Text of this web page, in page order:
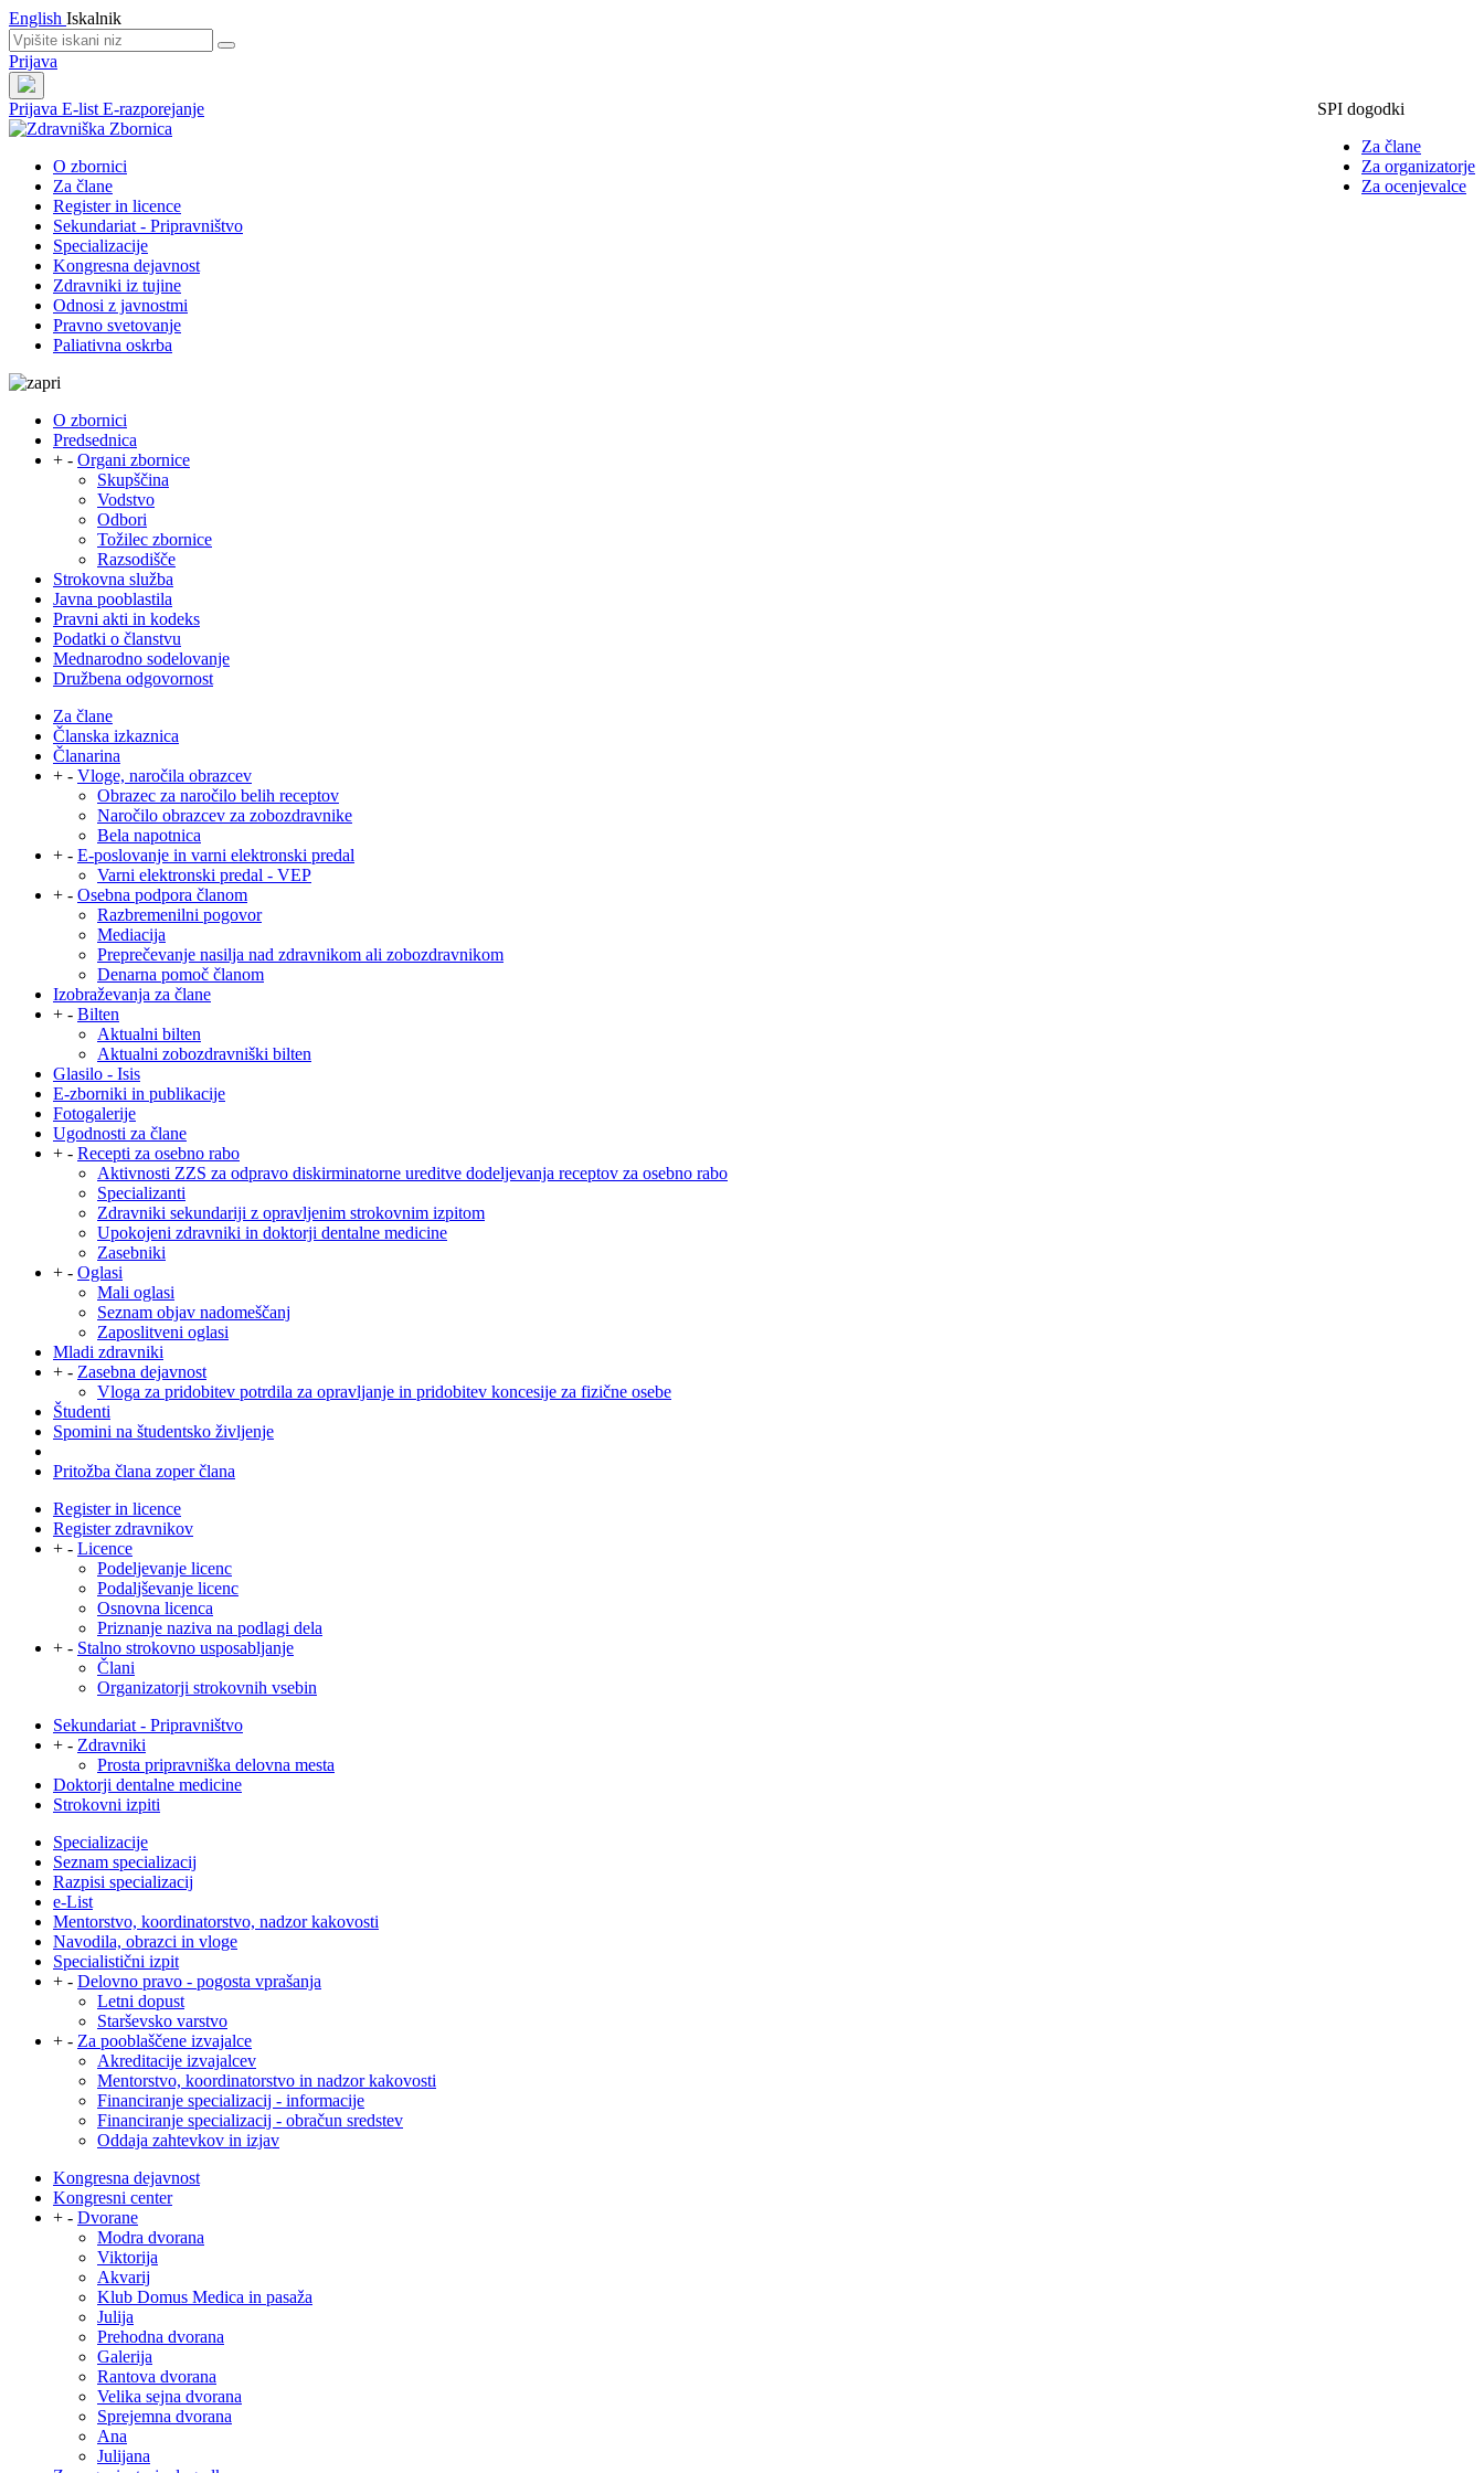
English Iskalnik
Prijava
Prijava
SPI dogodki
Za člane
Za organizatorje
Za ocenjevalce
E-list E-razporejanje
O zbornici
Za člane
Register in licence
Sekundariat - Pripravništvo
Specializacije
Kongresna dejavnost
Zdravniki iz tujine
Odnosi z javnostmi
Pravno svetovanje
Paliativna oskrba
O zbornici
Predsednica
+ - Organi zbornice
Skupščina
Vodstvo
Odbori
Tožilec zbornice
Razsodišče
Strokovna služba
Javna pooblastila
Pravni akti in kodeks
Podatki o članstvu
Mednarodno sodelovanje
Družbena odgovornost
Za člane
Članska izkaznica
Članarina
+ - Vloge, naročila obrazcev
Obrazec za naročilo belih receptov
Naročilo obrazcev za zobozdravnike
Bela napotnica
+ - E-poslovanje in varni elektronski predal
Varni elektronski predal - VEP
+ - Osebna podpora članom
Razbremenilni pogovor
Mediacija
Preprečevanje nasilja nad zdravnikom ali zobozdravnikom
Denarna pomoč članom
Izobraževanja za člane
+ - Bilten
Aktualni bilten
Aktualni zobozdravniški bilten
Glasilo - Isis
E-zborniki in publikacije
Fotogalerije
Ugodnosti za člane
+ - Recepti za osebno rabo
Aktivnosti ZZS za odpravo diskirminatorne ureditve dodeljevanja receptov za osebno rabo
Specializanti
Zdravniki sekundariji z opravljenim strokovnim izpitom
Upokojeni zdravniki in doktorji dentalne medicine
Zasebniki
+ - Oglasi
Mali oglasi
Seznam objav nadomeščanj
Zaposlitveni oglasi
Mladi zdravniki
+ - Zasebna dejavnost
Vloga za pridobitev potrdila za opravljanje in pridobitev koncesije za fizične osebe
Študenti
Spomini na študentsko življenje
Pritožba člana zoper člana
Register in licence
Register zdravnikov
+ - Licence
Podeljevanje licenc
Podaljševanje licenc
Osnovna licenca
Priznanje naziva na podlagi dela
+ - Stalno strokovno usposabljanje
Člani
Organizatorji strokovnih vsebin
Sekundariat - Pripravništvo
+ - Zdravniki
Prosta pripravniška delovna mesta
Doktorji dentalne medicine
Strokovni izpiti
Specializacije
Seznam specializacij
Razpisi specializacij
e-List
Mentorstvo, koordinatorstvo, nadzor kakovosti
Navodila, obrazci in vloge
Specialistični izpit
+ - Delovno pravo - pogosta vprašanja
Letni dopust
Starševsko varstvo
+ - Za pooblaščene izvajalce
Akreditacije izvajalcev
Mentorstvo, koordinatorstvo in nadzor kakovosti
Financiranje specializacij - informacije
Financiranje specializacij - obračun sredstev
Oddaja zahtevkov in izjav
Kongresna dejavnost
Kongresni center
+ - Dvorane
Modra dvorana
Viktorija
Akvarij
Klub Domus Medica in pasaža
Julija
Prehodna dvorana
Galerija
Rantova dvorana
Velika sejna dvorana
Sprejemna dvorana
Ana
Julijana